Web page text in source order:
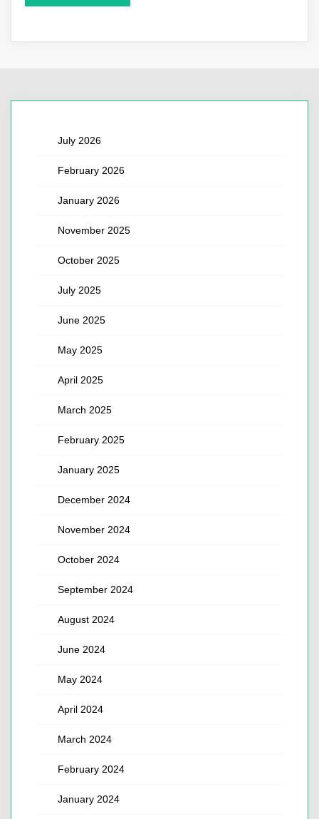
July 2026
February 2026
January 2026
November 2025
October 2025
July 2025
June 2025
May 2025
April 2025
March 2025
February 2025
January 2025
December 2024
November 2024
October 2024
September 2024
August 2024
June 2024
May 2024
April 2024
March 2024
February 2024
January 2024